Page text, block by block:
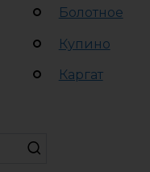
Болотное
Купино
Каргат